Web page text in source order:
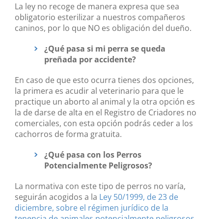
La ley no recoge de manera expresa que sea
obligatorio esterilizar a nuestros compañeros
caninos, por lo que NO es obligación del dueño.
¿Qué pasa si mi perra se queda
preñada por accidente?
En caso de que esto ocurra tienes dos opciones,
la primera es acudir al veterinario para que le
practique un aborto al animal y la otra opción es
la de darse de alta en el Registro de Criadores no
comerciales, con esta opción podrás ceder a los
cachorros de forma gratuita.
¿Qué pasa con los Perros
Potencialmente Peligrosos?
La normativa con este tipo de perros no varía,
seguirán acogidos a la Ley 50/1999, de 23 de
diciembre, sobre el régimen jurídico de la